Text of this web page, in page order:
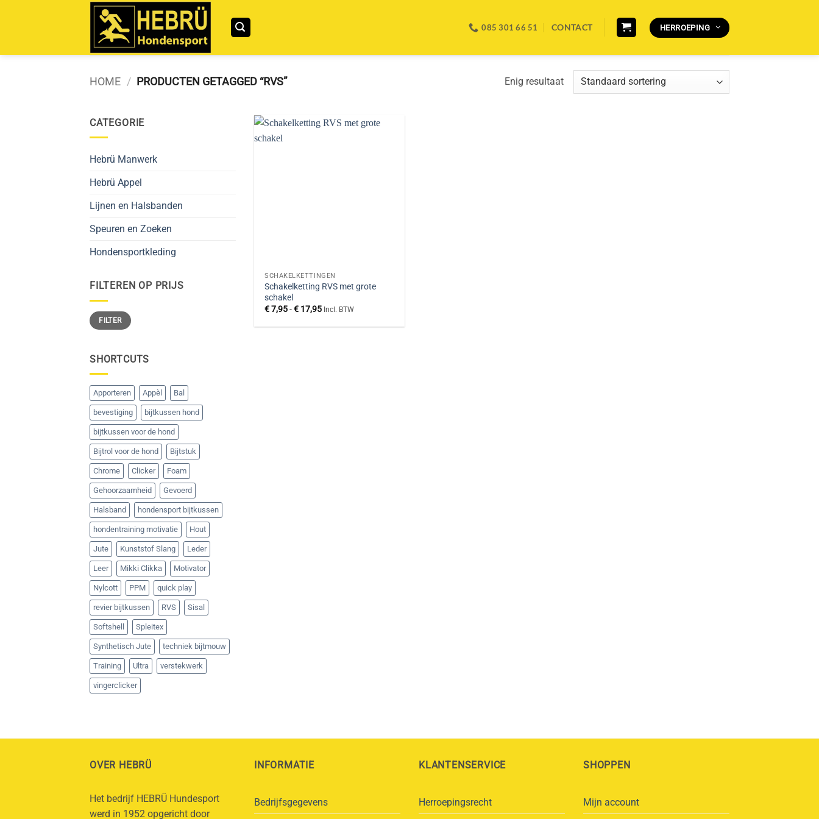
085 301 66 51 CONTACT HERROEPING
HOME / PRODUCTEN GETAGGED “RVS” Enig resultaat
CATEGORIE
Hebrü Manwerk
Hebrü Appel
Lijnen en Halsbanden
Speuren en Zoeken
Hondensportkleding
FILTEREN OP PRIJS
Min.
prijs
Max.
prijsFILTER
SHORTCUTS
Apporteren Appèl Bal
bevestiging bijtkussen hond
bijtkussen voor de hond
Bijtrol voor de hond Bijtstuk
Chrome Clicker Foam
Gehoorzaamheid Gevoerd
Halsband hondensport bijtkussen
hondentraining motivatie Hout
Jute Kunststof Slang Leder
Leer Mikki Clikka Motivator
Nylcott PPM quick play
revier bijtkussen RVS Sisal
Softshell Spleitex
Synthetisch Jute techniek bijtmouw
Training Ultra verstekwerk
vingerclicker
SCHAKELKETTINGEN
Schakelketting RVS met grote
schakel
€7,95-€ 17,95Prijsklasse:
tot
Incl. BTW
OVER HEBRÜ
Het bedrijf HEBRÜ Hundesport
werd in 1952 opgericht door
INFORMATIE
Bedrijfsgegevens
KLANTENSERVICE
Herroepingsrecht
SHOPPEN
Mijn account